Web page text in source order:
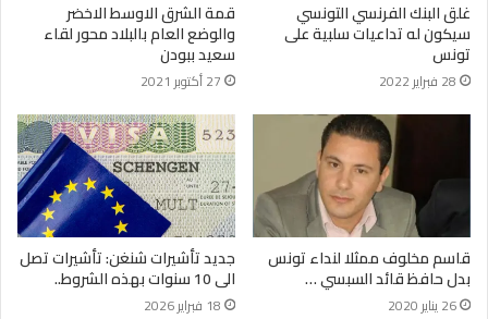
غلق البنك الفرنسي التونسي
سيكون له تداعيات سلبية على
تونس
28 فبراير 2022
قمة الشرق الاوسط الاخضر
والوضع العام بالبلاد محور لقاء
سعيد ببودن
27 أكتوبر 2021
قاسم مخلوف ممثلا لنداء تونس
بدل حافظ قائد السبسي …
26 يناير 2020
جديد تأشيرات شنغن: تأشيرات تصل
الى 10 سنوات بهذه الشروط..
18 فبراير 2026